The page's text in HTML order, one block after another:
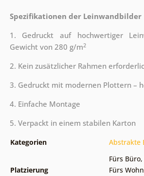
Spezifikationen der Leinwandbilder
1. Gedruckt auf hochwertiger
Gewicht von 280 g/m2
2. Kein zusätzlicher Rahmen
3. Gedruckt mit modernen Plottern –
4. Einfache Montage
5. Verpackt in einem stabilen Karton
Kategorien Abstrakte
Platzierung
Fürs Büro,
Fürs